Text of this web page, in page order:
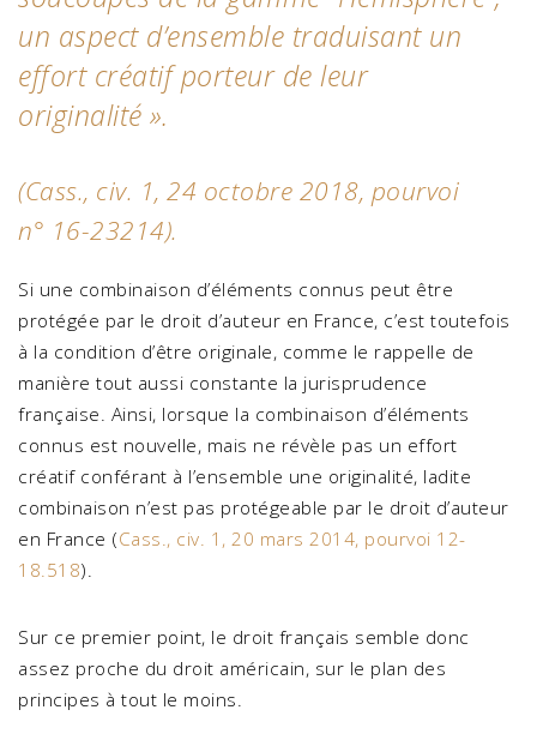
un aspect d’ensemble traduisant un
effort créatif porteur de leur
originalité ».
(Cass., civ. 1, 24 octobre 2018, pourvoi
n° 16-23214).
Si une combinaison d’éléments connus peut être
protégée par le droit d’auteur en France, c’est toutefois
à la condition d’être originale, comme le rappelle de
manière tout aussi constante la jurisprudence
française. Ainsi, lorsque la combinaison d’éléments
connus est nouvelle, mais ne révèle pas un effort
créatif conférant à l’ensemble une originalité, ladite
combinaison n’est pas protégeable par le droit d’auteur
en France (Cass., civ. 1, 20 mars 2014, pourvoi 12-
18.518).
Sur ce premier point, le droit français semble donc
assez proche du droit américain, sur le plan des
principes à tout le moins.